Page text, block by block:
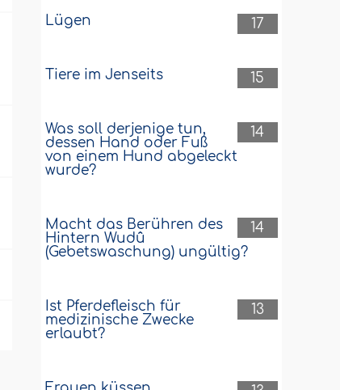
17
Lügen
15
Tiere im Jenseits
14
Was soll derjenige tun,
dessen Hand oder Fuß
von einem Hund abgeleckt
wurde?
14
Macht das Berühren des
Hintern Wudû
(Gebetswaschung) ungültig?
13
Ist Pferdefleisch für
medizinische Zwecke
erlaubt?